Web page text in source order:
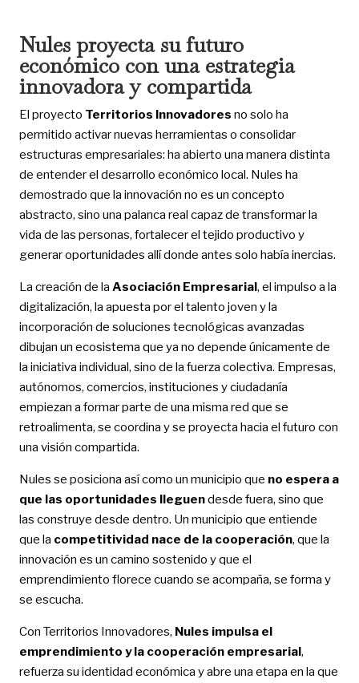
Nules proyecta su futuro
económico con una estrategia
innovadora y compartida
El proyecto Territorios Innovadores no solo ha
permitido activar nuevas herramientas o consolidar
estructuras empresariales: ha abierto una manera distinta
de entender el desarrollo económico local. Nules ha
demostrado que la innovación no es un concepto
abstracto, sino una palanca real capaz de transformar la
vida de las personas, fortalecer el tejido productivo y
generar oportunidades allí donde antes solo había inercias.
La creación de la Asociación Empresarial, el impulso a la
digitalización, la apuesta por el talento joven y la
incorporación de soluciones tecnológicas avanzadas
dibujan un ecosistema que ya no depende únicamente de
la iniciativa individual, sino de la fuerza colectiva. Empresas,
autónomos, comercios, instituciones y ciudadanía
empiezan a formar parte de una misma red que se
retroalimenta, se coordina y se proyecta hacia el futuro con
una visión compartida.
Nules se posiciona así como un municipio que no espera a
que las oportunidades lleguendesde fuera, sino que
las construye desde dentro. Un municipio que entiende
que la competitividad nace de la cooperación, que la
innovación es un camino sostenido y que el
emprendimiento florece cuando se acompaña, se forma y
se escucha.
Con Territorios Innovadores, Nules impulsa el
emprendimiento y la cooperación empresarial,
refuerza su identidad económica y abre una etapa en la que